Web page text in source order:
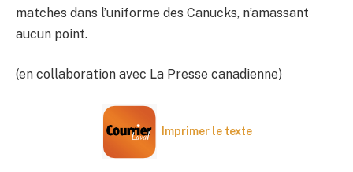
matches dans l’uniforme des Canucks, n’amassant
aucun point.
(en collaboration avec La Presse canadienne)
Imprimer le texte